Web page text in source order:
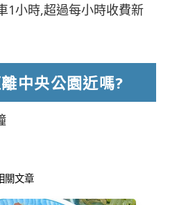
1小時,超過每小時收費新
中央公園近嗎?
關文章